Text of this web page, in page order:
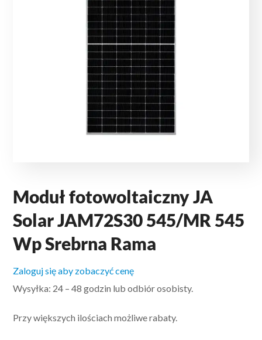
Moduł fotowoltaiczny JA
Solar JAM72S30 545/MR 545
Wp Srebrna Rama
Zaloguj się aby zobaczyć cenę
Wysyłka: 24 – 48 godzin lub odbiór osobisty.
Przy większych ilościach możliwe rabaty.